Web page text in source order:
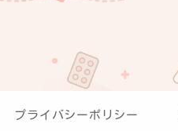
プライバシーポリシー